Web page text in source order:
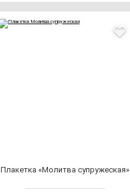
Пла­кет­ка «Молит­ва суп­ру­жес­кая»